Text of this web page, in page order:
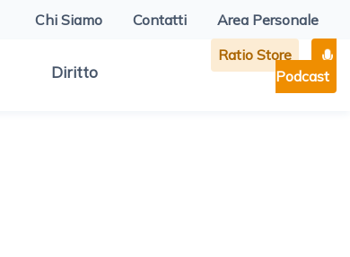
Chi Siamo Contatti Area Personale
Diritto
Ratio Store
Podcast